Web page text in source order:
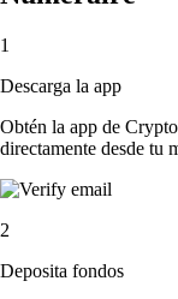
1
Descarga la app
Obtén la app de
directamente desde tu
2
Deposita fondos